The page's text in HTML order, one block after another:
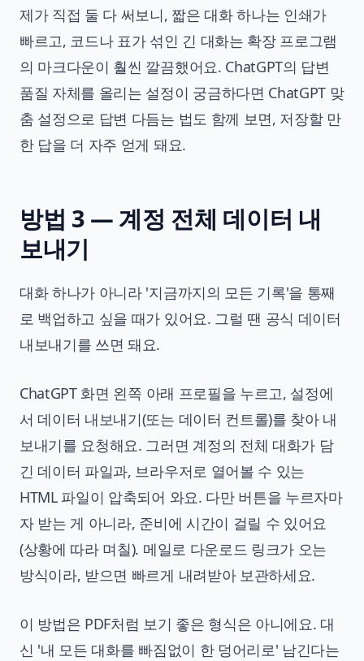
제가 직접 둘 다 써보니, 짧은 대화 하나는 인쇄가
빠르고, 코드나 표가 섞인 긴 대화는 확장 프로그램
의 마크다운이 훨씬 깔끔했어요. ChatGPT의 답변
품질 자체를 올리는 설정이 궁금하다면 ChatGPT 맞
춤 설정으로 답변 다듬는 법도 함께 보면, 저장할 만
한 답을 더 자주 얻게 돼요.
방법 3 — 계정 전체 데이터 내
보내기
대화 하나가 아니라 '지금까지의 모든 기록'을 통째
로 백업하고 싶을 때가 있어요. 그럴 땐 공식 데이터
내보내기를 쓰면 돼요.
ChatGPT 화면 왼쪽 아래 프로필을 누르고, 설정에
서 데이터 내보내기(또는 데이터 컨트롤)를 찾아 내
보내기를 요청해요. 그러면 계정의 전체 대화가 담
긴 데이터 파일과, 브라우저로 열어볼 수 있는
HTML 파일이 압축되어 와요. 다만 버튼을 누르자마
자 받는 게 아니라, 준비에 시간이 걸릴 수 있어요
(상황에 따라 며칠). 메일로 다운로드 링크가 오는
방식이라, 받으면 빠르게 내려받아 보관하세요.
이 방법은 PDF처럼 보기 좋은 형식은 아니에요. 대
신 '내 모든 대화를 빠짐없이 한 덩어리로' 남긴다는